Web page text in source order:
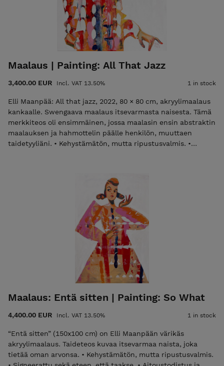
Maanpää artwork includes a Certificate of Authenticity and
free worldwide shipping from Helsinki, Finland.
Maalaus | Painting: All That Jazz
3,400.00 EUR Incl. VAT 13.50% 1 in stock
Elli Maanpää: All that jazz, 2022, 80 × 80 cm, akryylimaalaus
kankaalle. Swengaava maalaus itsevarmasta naisesta. Tämä
merkkiteos oli ensimmäinen, jossa maalasin ensin abstraktin
maalauksen ja hahmottelin päälle henkilön, muuttaen
taidetyyliäni. • Kehystämätön, mutta ripustusvalmis. •
maalauksen ateljeeltani Helsingin Meilahdesta. Elli Maanpää:
All That Jazz, 2022, 80 × 80 cm, acrylic painting on canvas. A
groovy depiction of a confident woman. This is a key work in
my career; it was the first time I layered a figure over an
abstract painting, a method that changed my style forever. •
Unframed but ready to hang. • Signed on both front and
back. • Certificate of Authenticity and shipping are included
prefer to pick up the painting from my studio in Meilahti,
Maalaus: Entä sitten | Painting: So What
4,400.00 EUR Incl. VAT 13.50% 1 in stock
“Entä sitten” (150x100 cm) on Elli Maanpään värikäs
akryylimaalaus. Taideteos kuvaa itsevarmaa naista, joka
tietää oman arvonsa. • Kehystämätön, mutta ripustusvalmis.